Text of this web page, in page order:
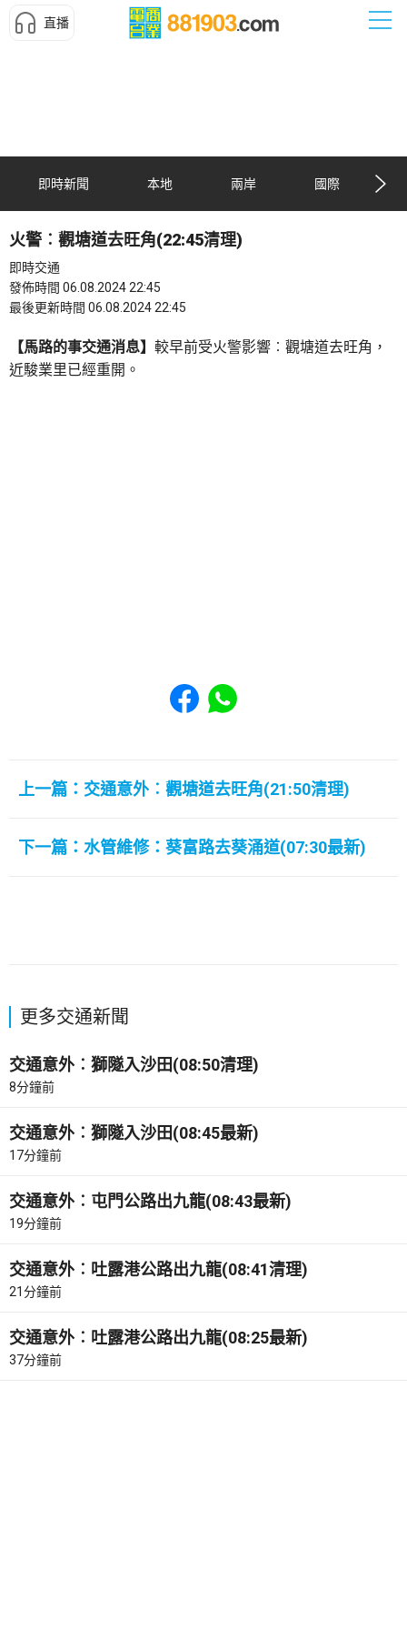
直播
即時新聞 本地 兩岸 國際
火警︰觀塘道去旺角(22:45清理)
即時交通
發佈時間 06.08.2024 22:45
最後更新時間 06.08.2024 22:45
【馬路的事交通消息】 較早前受火警影響︰觀塘道去旺角，
近駿業里已經重開。
Share to Facebook
Share to WhatsApp
上一篇：交通意外︰觀塘道去旺角(21:50清理)
下一篇：水管維修：葵富路去葵涌道(07:30最新)
更多交通新聞
交通意外︰獅隧入沙田(08:50清理)
8分鐘前
交通意外︰獅隧入沙田(08:45最新)
17分鐘前
交通意外︰屯門公路出九龍(08:43最新)
19分鐘前
交通意外︰吐露港公路出九龍(08:41清理)
21分鐘前
交通意外︰吐露港公路出九龍(08:25最新)
37分鐘前